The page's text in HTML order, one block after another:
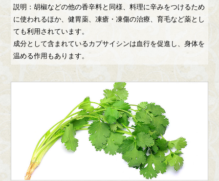
説明：胡椒などの他の香辛料と同様、料理に辛みをつけるため
に使われるほか、健胃薬、凍瘡・凍傷の治療、育毛など薬とし
ても利用されています。
成分として含まれているカプサイシンは血行を促進し、身体を
温める作用もあります。